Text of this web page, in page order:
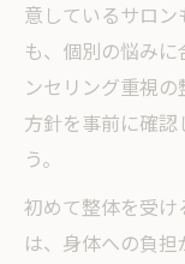
意しているサロ
も、個別の悩み
ンセリング重視
方針を事前に確
う。
初めて整体を受
は、身体への負